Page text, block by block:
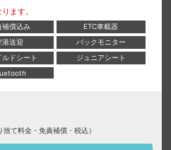
ます。
補償込み
ETC車載器
港送迎
バックモニター
ルドシート
ジュニアシート
て料金・免責補償・税込）